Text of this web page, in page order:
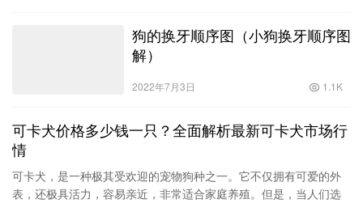
狗的换牙顺序图（小狗换牙顺序图
解）
2022年7月3日 1.1K
可卡犬价格多少钱一只？全面解析最新可卡犬市场行
情
可卡犬，是一种极其受欢迎的宠物狗种之一。它不仅拥有可爱的外
表，还极具活力，容易亲近，非常适合家庭养殖。但是，当人们选